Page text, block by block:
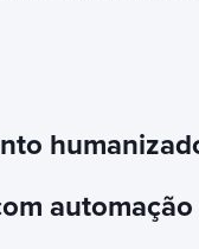
automação